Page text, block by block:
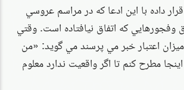
داده با اين ادعا كه در مراسم عروسي
که اتفاق نیافتاده است. وقتي
ميزان اعتبار خبر مي پرسند مي گويد: «من
مطرح کنم تا اگر واقعيت ندارد معلوم